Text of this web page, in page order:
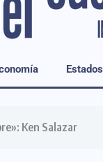
Estados
Ken Salazar